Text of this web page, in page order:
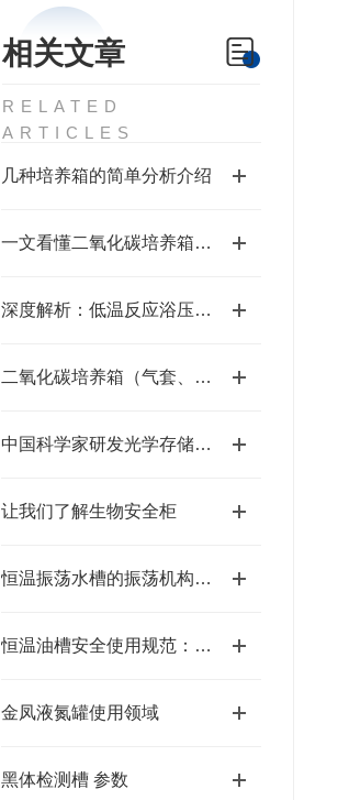
相关文章
RELATED
ARTICLES
几种培养箱的简单分析介绍
一文看懂二氧化碳培养箱结构、分类及行业用途汇总
深度解析：低温反应浴压缩机过热保护及常见故障排查
二氧化碳培养箱（气套、水套）的区别
中国科学家研发光学存储加解密技术
让我们了解生物安全柜
恒温振荡水槽的振荡机构原理与操作使用技术
恒温油槽安全使用规范：防烫伤、防漏电、防油品泄漏的安全措施
金凤液氮罐使用领域
黑体检测槽 参数